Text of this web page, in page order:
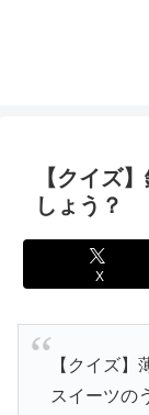
【クイズ
しょう？
X
【クイズ
スイーツの